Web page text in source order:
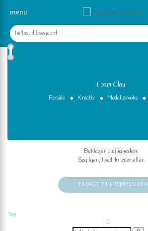
menu
Foam Clay
Forside Kreativ Modellervoks
Beklager ulejligheden.
Søg igen, hvad du leder efter.
TILBAGE TIL HJEMMESIDEN